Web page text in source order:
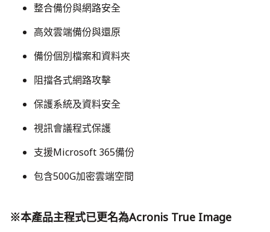
整合備份與網路安全
高效雲端備份與還原
備份個別檔案和資料夾
​阻擋各式網路攻擊
​保護系統及資料安全
​視訊會議程式保護
​支援Microsoft 365備份
包含500G加密雲端空間
※本產品主程式已更名為Acronis True Image